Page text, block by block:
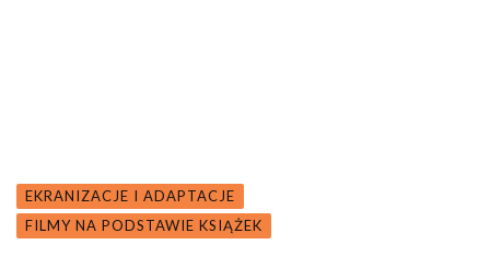
EKRANIZACJE I ADAPTACJE
FILMY NA PODSTAWIE KSIĄŻEK